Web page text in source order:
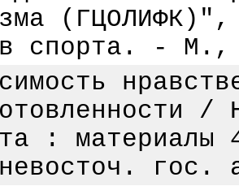
(ГЦОЛИФК)",
спорта. -
: